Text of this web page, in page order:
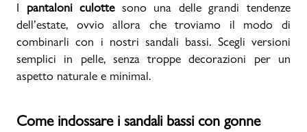
I pantaloni culottesono una delle grandi tendenze
dell’estate, ovvio allora che troviamo il modo di
combinarli con i nostri sandali bassi. Scegli versioni
semplici in pelle, senza troppe decorazioni per un
aspetto naturale e minimal.
Come indossare i sandali bassi con gonne